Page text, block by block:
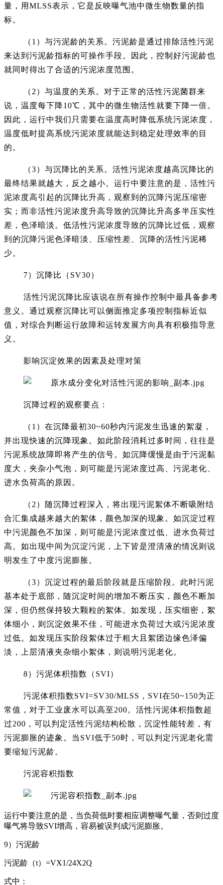
量，用MLSS表示，它是反映曝气池中微生物数量的指
标。
（1）与污泥龄的关系。污泥龄是通过排除活性污泥
来达到污泥龄指标的可操作手段。因此，控制好污泥龄也
就同时得出了合适的污泥浓度范围。
（2）与温度的关系。对于正常的活性污泥菌群来
说，温度每下降10℃，其中的微生物活性就要下降一倍。
因此，运行中我们只需要在温度高时降低系统污泥浓度，
温度低时提高系统污泥浓度就能达到稳定处理效率的目
的。
（3）与沉降比的关系。活性污泥浓度越高沉降比的
最终结果就越大，反之越小。运行中要注意的是，活性污
泥浓度高引起的沉降比升高，观察到的沉降污泥压缩密
实；而非活性污泥浓度升高导致的沉降比升高多半压实性
差，色泽暗淡。低活性污泥浓度导致的沉降比过低，观察
到的沉降污泥色泽暗淡、压缩性差、沉降的活性污泥稀
少。
7）沉降比（SV30）
活性污泥沉降比应该说在所有操作控制中最具备参考
意义。通过观察沉降比可以侧面推定多项控制指标近似
值，对综合判断运行故障和运转发展方向具有积极指导意
义。
影响沉淀效果的因素及处理对策
沉降过程的观察要点：
（1）在沉降最初30~60秒内污泥发生迅速的絮凝，
并出现快速的沉降现象。如此阶段消耗过多时间，往往是
污泥系统故障即将产生的信号。如沉降缓慢是由于污泥黏
度大，夹杂小气泡，则可能是污泥浓度过高、污泥老化、
进水负荷高的原因。
（2）随沉降过程深入，将出现污泥絮体不断吸附结
合汇集成越来越大的絮体，颜色加深的现象。如沉淀过程
中污泥颜色不加深，则可能是污泥浓度过低、进水负荷过
高。如出现中间为沉淀污泥，上下皆是澄清液的情况则说
明发生了中度污泥膨胀。
（3）沉淀过程的最后阶段就是压缩阶段。此时污泥
基本处于底部，随沉淀时间的增加不断压实，颜色不断加
深，但仍然保持较大颗粒的絮体。如发现，压实细密，絮
体细小，则沉淀效果不佳，可能进水负荷过大或污泥浓度
过低。如发现压实阶段絮体过于粗大且絮团边缘色泽偏
淡，上层清液夹杂细小絮体，则说明污泥老化。
8）污泥体积指数（SVI）
污泥体积指数SVI=SV30/MLSS，SVI在50~150为正
常值，对于工业废水可以高至200。活性污泥体积指数超
过200，可以判定活性污泥结构松散，沉淀性能转差，有
污泥膨胀的迹象。当SVI低于50时，可以判定污泥老化需
要缩短污泥龄。
污泥容积指数
运行中要注意的是，当负荷低时要相应调整曝气量，否则过度
曝气将导致SVI增高，容易被误判成污泥膨胀。
9）污泥龄
污泥龄（t）=VX1/24X2Q
式中：